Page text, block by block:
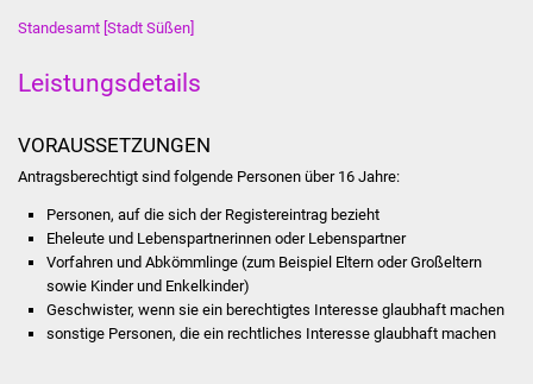
Bürgerinfos
Bildung
Schulen
Standesamt [Stadt Süßen]
Leistungsdetails
VORAUSSETZUNGEN
Antragsberechtigt sind folgende Personen über 16 Jahre:
Personen, auf die sich der Registereintrag bezieht
Eheleute und Lebenspartnerinnen oder Lebenspartner
Vorfahren und Abkömmlinge (zum Beispiel Eltern oder Großeltern
sowie Kinder und Enkelkinder)
Geschwister, wenn sie ein berechtigtes Interesse glaubhaft machen
sonstige Personen, die ein rechtliches Interesse glaubhaft machen